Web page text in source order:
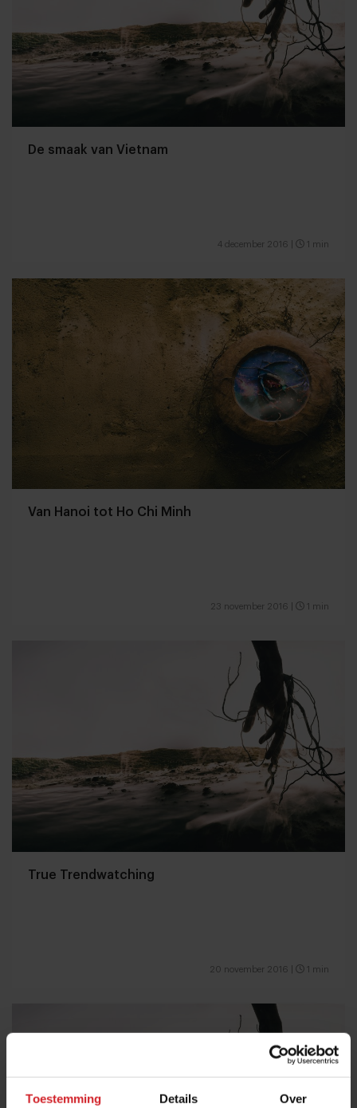
Toestemming Details Over
De smaak van Vietnam
4 december 2016 1 min
Van Hanoi tot Ho Chi Minh
23 november 2016 1 min
True Trendwatching
20 november 2016 1 min